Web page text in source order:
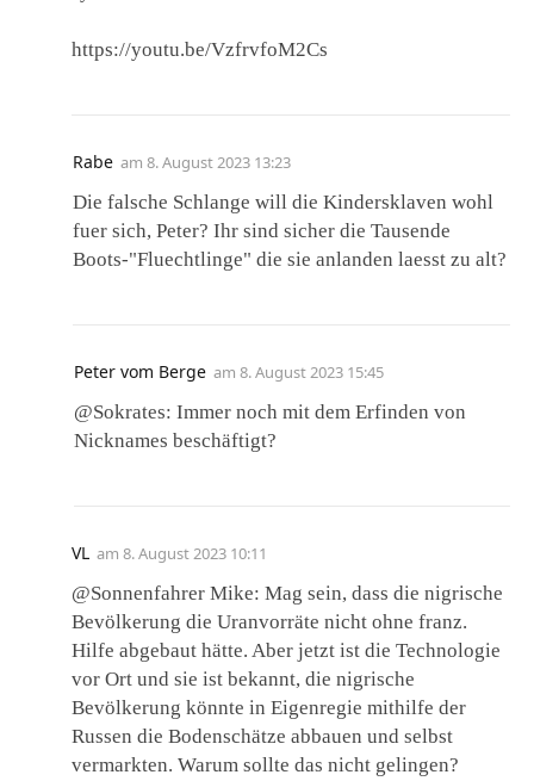
https://youtu.be/VzfrvfoM2Cs
Rabe am 8. August 2023 13:23
Die falsche Schlange will die Kindersklaven wohl
fuer sich, Peter? Ihr sind sicher die Tausende
Boots-"Fluechtlinge" die sie anlanden laesst zu alt?
Peter vom Berge am 8. August 2023 15:45
@Sokrates: Immer noch mit dem Erfinden von
Nicknames beschäftigt?
VL am 8. August 2023 10:11
@Sonnenfahrer Mike: Mag sein, dass die nigrische
Bevölkerung die Uranvorräte nicht ohne franz.
Hilfe abgebaut hätte. Aber jetzt ist die Technologie
vor Ort und sie ist bekannt, die nigrische
Bevölkerung könnte in Eigenregie mithilfe der
Russen die Bodenschätze abbauen und selbst
vermarkten. Warum sollte das nicht gelingen?